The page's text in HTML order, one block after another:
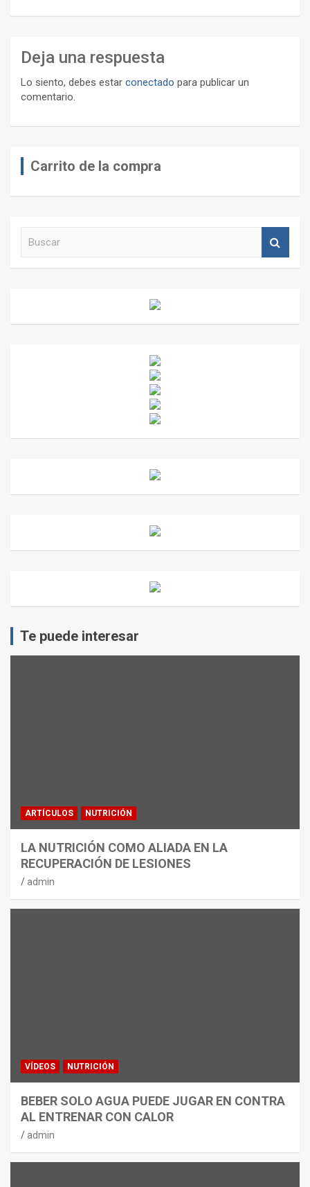
Deja una respuesta
Lo siento, debes estar conectado para publicar un
comentario.
Carrito de la compra
Te puede interesar
ARTÍCULOS NUTRICIÓN
LA NUTRICIÓN COMO ALIADA EN LA
RECUPERACIÓN DE LESIONES
admin
VÍDEOS NUTRICIÓN
BEBER SOLO AGUA PUEDE JUGAR EN CONTRA
AL ENTRENAR CON CALOR
admin